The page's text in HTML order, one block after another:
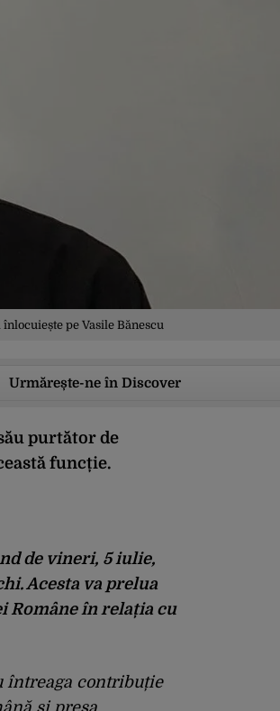
pe Vasile Bănescu
Urmărește-ne în Discover
purtător de
funcție.
de vineri, 5 iulie,
Acesta va prelua
în relația cu
întreaga contribuție